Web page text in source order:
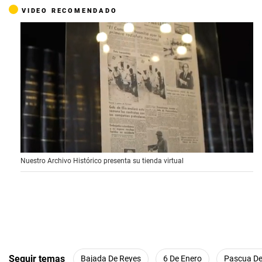
VIDEO RECOMENDADO
0
s
e
9
Nuestro Archivo Histórico presenta su tienda virtual
Seguir temas Bajada De Reyes 6 De Enero Pascua